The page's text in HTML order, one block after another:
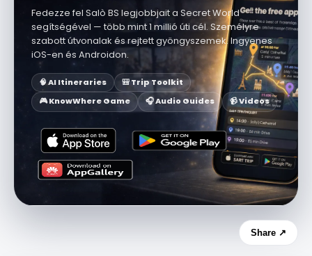
Fedezze fel Salò BS legjobbjait a Secret World
segítségével — több mint 1 millió úti cél. Személyre
szabott útvonalak és rejtett gyöngyszemek. Ingyenes
iOS-en és Androidon.
🧠 AI Itineraries
🎒 Trip Toolkit
🎮 KnowWhere Game
🎧 Audio Guides 📹 Videos
Share ↗